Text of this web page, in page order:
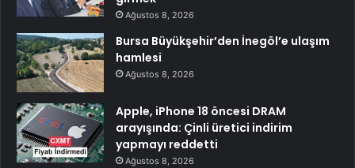
Ağustos 8, 2026
Bursa Büyükşehir’den İnegöl’e ulaşım
hamlesi
Ağustos 8, 2026
Apple, iPhone 18 öncesi DRAM
arayışında: Çinli üretici indirim
yapmayı reddetti
Ağustos 8, 2026